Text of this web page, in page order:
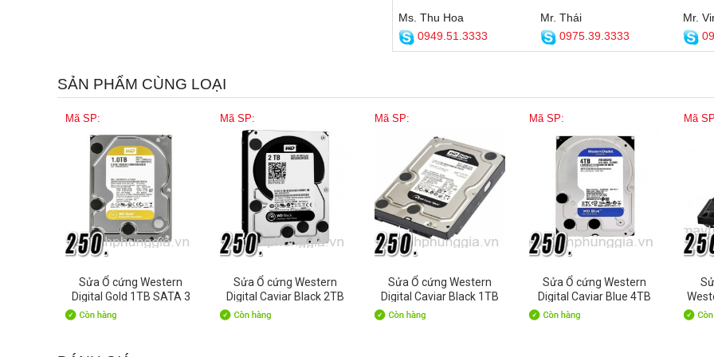
Ms. Thu Hoa
0949.51.3333
Mr. Thái
0975.39.3333
Mr.
SẢN PHẨM CÙNG LOẠI
Mã SP:
Sửa Ổ cứng Western
Digital Gold 1TB SATA 3
Mã SP:
Sửa Ổ cứng Western
Digital Caviar Black 2TB
Mã SP:
Sửa Ổ cứng Western
Digital Caviar Black 1TB
Mã SP:
Sửa Ổ cứng Western
Digital Caviar Blue 4TB
Mã